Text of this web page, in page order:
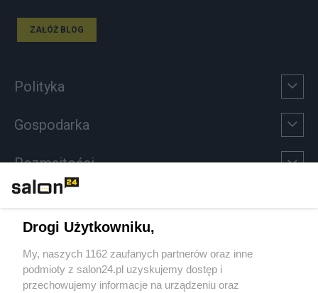
ZAŁÓŻ BLOG
Polityka
Gospodarka
Rozmaitości
Sport
Społeczeństwo
Drogi Użytkowniku,
My, naszych 1162 zaufanych partnerów oraz inne
podmioty z salon24.pl uzyskujemy dostęp i
przechowujemy informacje na urządzeniu oraz